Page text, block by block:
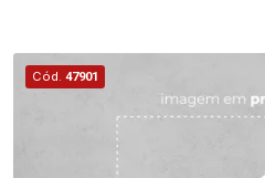
Cód. 47901